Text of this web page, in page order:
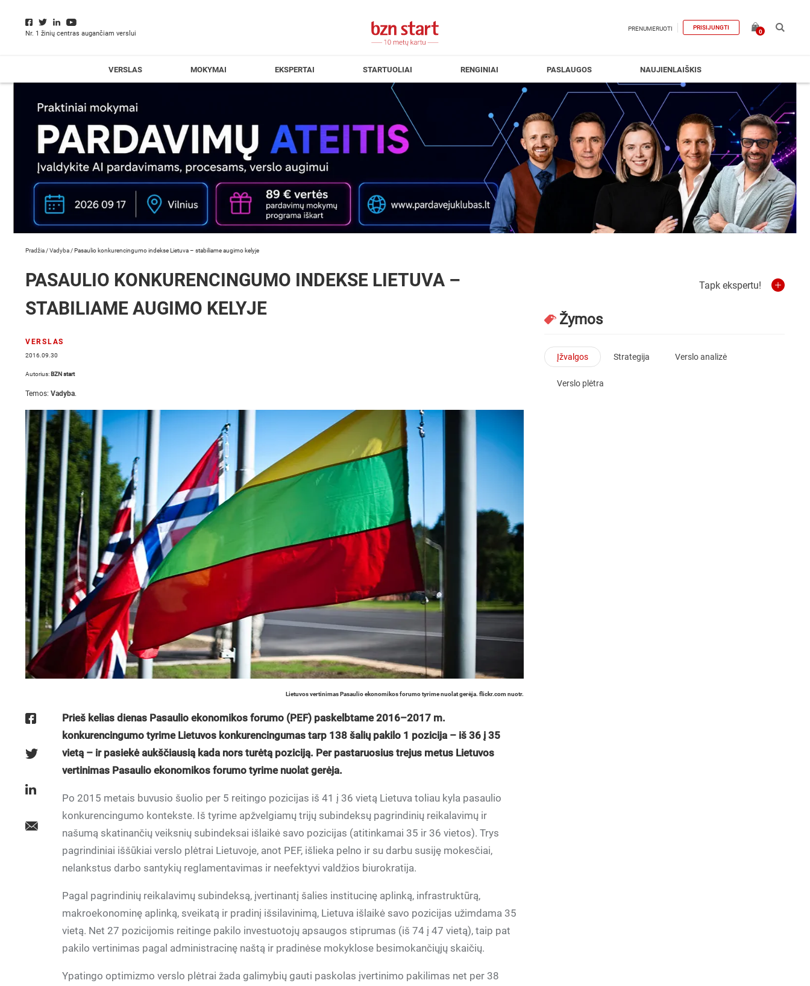
Nr. 1 žinių centras augančiam verslui
PRENUMERUOTI PRISIJUNGTI
0
VERSLAS MOKYMAI EKSPERTAI STARTUOLIAI RENGINIAI PASLAUGOS NAUJIENLAIŠKIS
Pradžia /Vadyba /Pasaulio konkurencingumo indekse Lietuva – stabiliame augimo kelyje
PASAULIO KONKURENCINGUMO INDEKSE LIETUVA –
STABILIAME AUGIMO KELYJE
VERSLAS
2016.09.30
Autorius: BZN start
Temos: Vadyba.
Lietuvos vertinimas Pasaulio ekonomikos forumo tyrime nuolat gerėja. flickr.com nuotr.
Prieš kelias dienas Pasaulio ekonomikos forumo (PEF) paskelbtame 2016–2017 m.
konkurencingumo tyrime Lietuvos konkurencingumas tarp 138 šalių pakilo 1 pozicija – iš 36 į 35
vietą – ir pasiekė aukščiausią kada nors turėtą poziciją. Per pastaruosius trejus metus Lietuvos
vertinimas Pasaulio ekonomikos forumo tyrime nuolat gerėja.
Po 2015 metais buvusio šuolio per 5 reitingo pozicijas iš 41 į 36 vietą Lietuva toliau kyla pasaulio
konkurencingumo kontekste. Iš tyrime apžvelgiamų trijų subindeksų pagrindinių reikalavimų ir
našumą skatinančių veiksnių subindeksai išlaikė savo pozicijas (atitinkamai 35 ir 36 vietos). Trys
pagrindiniai iššūkiai verslo plėtrai Lietuvoje, anot PEF, išlieka pelno ir su darbu susiję mokesčiai,
nelankstus darbo santykių reglamentavimas ir neefektyvi valdžios biurokratija.
Pagal pagrindinių reikalavimų subindeksą, įvertinantį šalies institucinę aplinką, infrastruktūrą,
makroekonominę aplinką, sveikatą ir pradinį išsilavinimą, Lietuva išlaikė savo pozicijas užimdama 35
vietą. Net 27 pozicijomis reitinge pakilo investuotojų apsaugos stiprumas (iš 74 į 47 vietą), taip pat
pakilo vertinimas pagal administracinę naštą ir pradinėse mokyklose besimokančiųjų skaičių.
Ypatingo optimizmo verslo plėtrai žada galimybių gauti paskolas įvertinimo pakilimas net per 38
Tapk ekspertu!
Žymos
Įžvalgos Strategija Verslo analizė
Verslo plėtra